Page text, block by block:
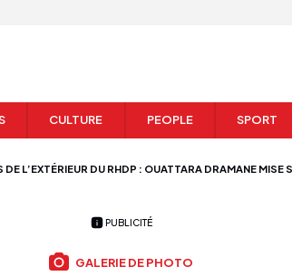
CULTURE PEOPLE SPORT
L’EXTÉRIEUR DU RHDP : OUATTARA DRAMANE
PUBLICITÉ
GALERIE DE PHOTO